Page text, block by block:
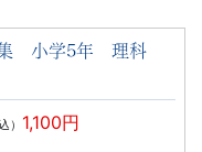
集 小学5年 理科
） 1,100円